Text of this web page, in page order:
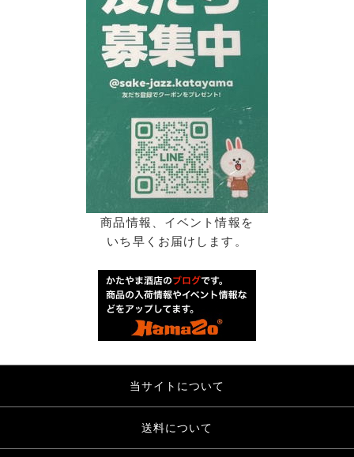
商品情報、イベント情報を
いち早くお届けします。
当サイトについて
送料について